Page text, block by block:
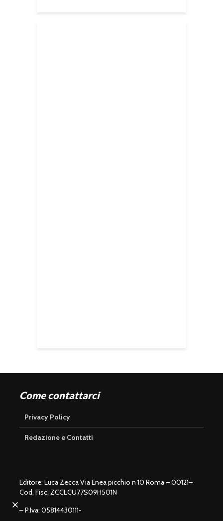
u
a
d
Come contattarci
Privacy Policy
Redazione e Contatti
Editore: Luca Zecca Via Enea picchio n 10 Roma – 00121–
Cod. Fisc. ZCCLCU77S09H501N
– P.Iva: 05814430111-